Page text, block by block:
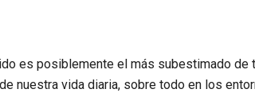
es posiblemente el más subestimado de
nuestra vida diaria, sobre todo en los